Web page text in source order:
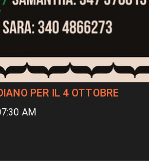
PER IL 4 OTTOBRE
AM